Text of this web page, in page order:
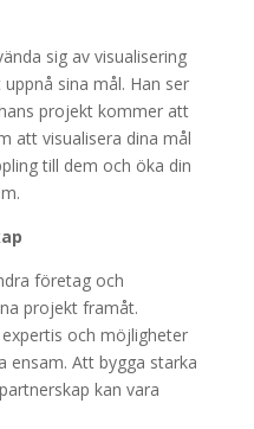
sig av visualisering
sina mål. Han ser
projekt kommer att
att visualisera dina mål
till dem och öka din
företag och
projekt framåt.
och möjligheter
ensam. Att bygga starka
kan vara